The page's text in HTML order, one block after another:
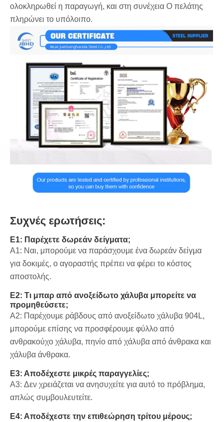
ολοκληρωθεί η παραγωγή, και στη συνέχεια Ο πελάτης
πληρώνει το υπόλοιπο.
Συχνές ερωτήσεις:
Ε1: Παρέχετε δωρεάν δείγματα;
A1: Ναι, μπορούμε να παράσχουμε ένα δωρεάν δείγμα
για δοκιμές, ο αγοραστής πρέπει να φέρει το κόστος
αποστολής.
Ε2: Τι μπαρ από ανοξείδωτο χάλυβα μπορείτε να
προμηθεύσετε;
A2: Παρέχουμε ράβδους από ανοξείδωτο χάλυβα 904L,
μπορούμε επίσης να προσφέρουμε φύλλο από
ανθρακούχο χάλυβα, πηνίο από χάλυβα από άνθρακα και
χάλυβα άνθρακα.
Ε3: Αποδέχεστε μικρές παραγγελίες;
A3: Δεν χρειάζεται να ανησυχείτε για αυτό το πρόβλημα,
απλώς συμβουλευτείτε.
Ε4: Αποδέχεστε την επιθεώρηση τρίτου μέρους;